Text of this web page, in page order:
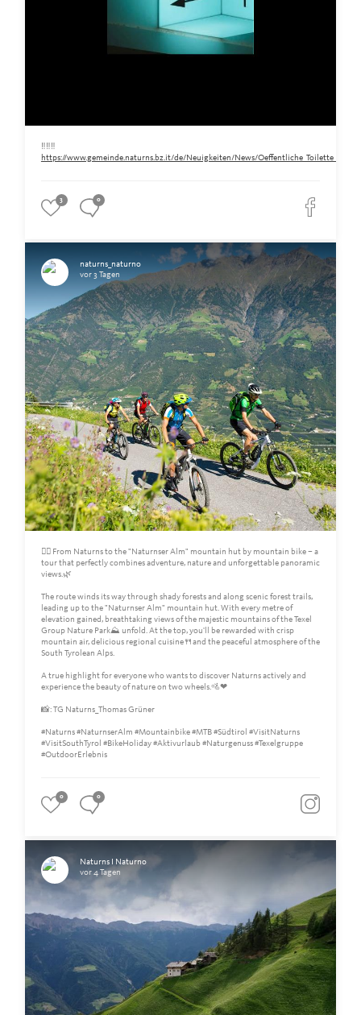
‼️‼️‼️
https://www.gemeinde.naturns.bz.it/de/Neuigkeiten/News/
3 0
naturns_naturno
vor 3 Tagen
🚵‍♀️ From Naturns to the "Naturnser Alm" mountain hut by mountain bike – a
tour that perfectly combines adventure, nature and unforgettable panoramic
views.🌿
The route winds its way through shady forests and along scenic forest trails,
leading up to the "Naturnser Alm" mountain hut. With every metre of
elevation gained, breathtaking views of the majestic mountains of the Texel
Group Nature Park⛰️ unfold. At the top, you'll be rewarded with crisp
mountain air, delicious regional cuisine🍴and the peaceful atmosphere of the
South Tyrolean Alps.
A true highlight for everyone who wants to discover Naturns actively and
experience the beauty of nature on two wheels.🚵❤
📸: TG Naturns_Thomas Grüner
#Naturns #NaturnserAlm #Mountainbike #MTB #Südtirol #VisitNaturns
#VisitSouthTyrol #BikeHoliday #Aktivurlaub #Naturgenuss #Texelgruppe
#OutdoorErlebnis
0 0
Naturns I Naturno
vor 4 Tagen